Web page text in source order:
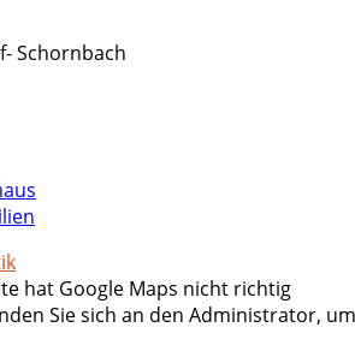
Schornbach
hat Google Maps nicht richtig
Sie sich an den Administrator, um